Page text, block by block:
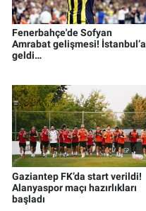
Fenerbahçe'de Sofyan
Amrabat gelişmesi! İstanbul’a
geldi…
Gaziantep FK’da start verildi!
Alanyaspor maçı hazırlıkları
başladı